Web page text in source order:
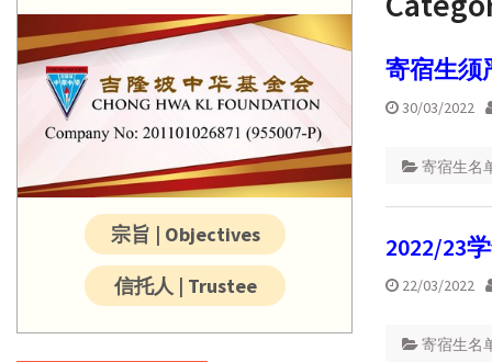
寄宿生须
30/03/2022
寄宿生名
2022/23
22/03/2022
寄宿生名
宗旨 | Objectives
信托人 | Trustee